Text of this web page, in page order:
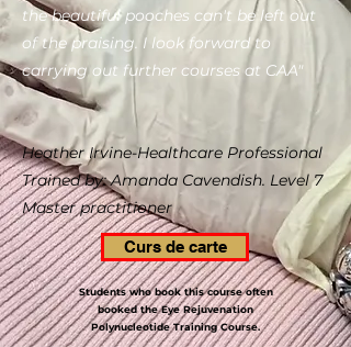
the beautiful pooches can't be left out
of the praising. I look forward to
carrying out further courses at CAA"​
Heather Irvine-Healthcare Professional
Trained by: Amanda Cavendish. Level 7
Master practitioner
Curs de carte
Students who book this course often
booked the Eye Rejuvenation
Polynucleotide Training Course.